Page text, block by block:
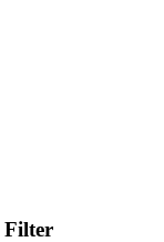
Filter